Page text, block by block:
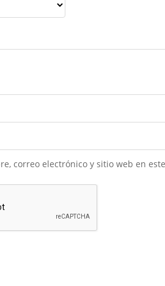
correo electrónico y sitio web en